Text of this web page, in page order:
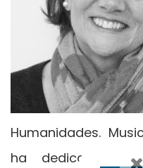
Humanidades.
ha dedicado a